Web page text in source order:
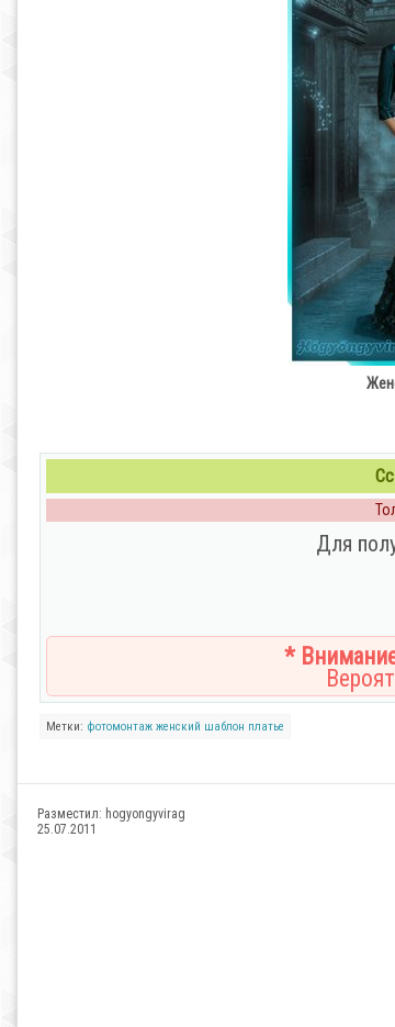
Для
*
Метки: фотомонтаж женский шаблон платье
Разместил: hogyongyvirag
25.07.2011